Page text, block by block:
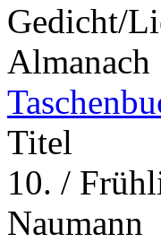
Gedicht/
Almanach
Titel
10. /
Naumann